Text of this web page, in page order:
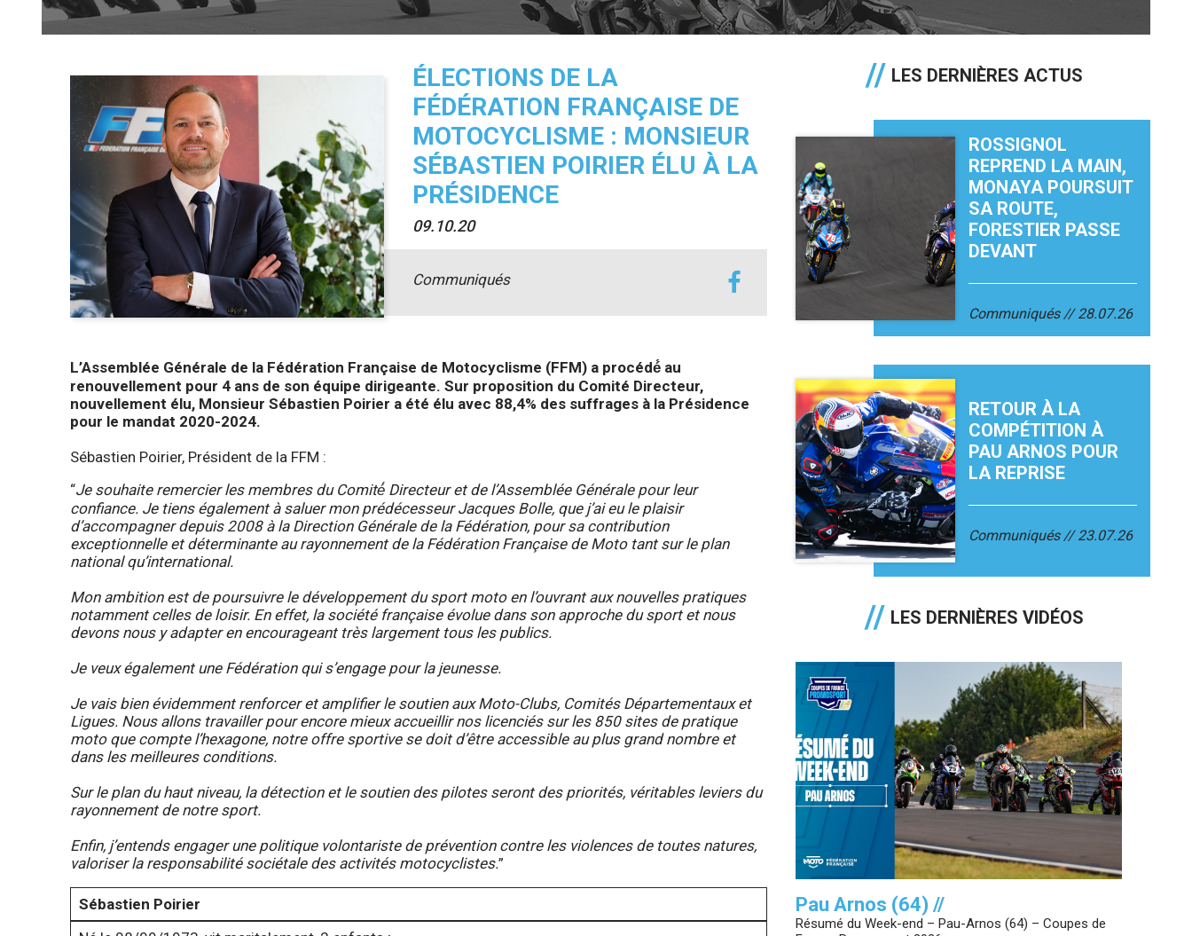
ÉLECTIONS DE LA
FÉDÉRATION FRANÇAISE DE
MOTOCYCLISME : MONSIEUR
SÉBASTIEN POIRIER ÉLU À LA
PRÉSIDENCE
09.10.20
Communiqués
L’Assemblée Générale de la Fédération Française de Motocyclisme (FFM) a procédé́ au
renouvellement pour 4 ans de son équipe dirigeante. Sur proposition du Comité Directeur,
nouvellement élu, Monsieur Sébastien Poirier a été élu avec 88,4% des suffrages à la Présidence
pour le mandat 2020-2024.
Sébastien Poirier, Président de la FFM :
“Je souhaite remercier les membres du Comité́ Directeur et de l’Assemblée Générale pour leur
confiance. Je tiens également à saluer mon prédécesseur Jacques Bolle, que j’ai eu le plaisir
d’accompagner depuis 2008 à la Direction Générale de la Fédération, pour sa contribution
exceptionnelle et déterminante au rayonnement de la Fédération Française de Moto tant sur le plan
national qu’international.
Mon ambition est de poursuivre le développement du sport moto en l’ouvrant aux nouvelles pratiques
notamment celles de loisir. En effet, la société française évolue dans son approche du sport et nous
devons nous y adapter en encourageant très largement tous les publics.
Je veux également une Fédération qui s’engage pour la jeunesse.
Je vais bien évidemment renforcer et amplifier le soutien aux Moto-Clubs, Comités Départementaux et
Ligues. Nous allons travailler pour encore mieux accueillir nos licenciés sur les 850 sites de pratique
moto que compte l’hexagone, notre offre sportive se doit d’être accessible au plus grand nombre et
dans les meilleures conditions.
Sur le plan du haut niveau, la détection et le soutien des pilotes seront des priorités, véritables leviers du
rayonnement de notre sport.
Enfin, j’entends engager une politique volontariste de prévention contre les violences de toutes natures,
valoriser la responsabilité sociétale des activités motocyclistes.”
Sébastien Poirier
LES DERNIÈRES ACTUS
ROSSIGNOL
REPREND LA MAIN,
MONAYA POURSUIT
SA ROUTE,
FORESTIER PASSE
DEVANT
Communiqués 28.07.26
RETOUR À LA
COMPÉTITION À
PAU ARNOS POUR
LA REPRISE
Communiqués 23.07.26
LES DERNIÈRES VIDÉOS
Pau Arnos (64) //
Résumé du Week-end – Pau-Arnos (64) – Coupes de